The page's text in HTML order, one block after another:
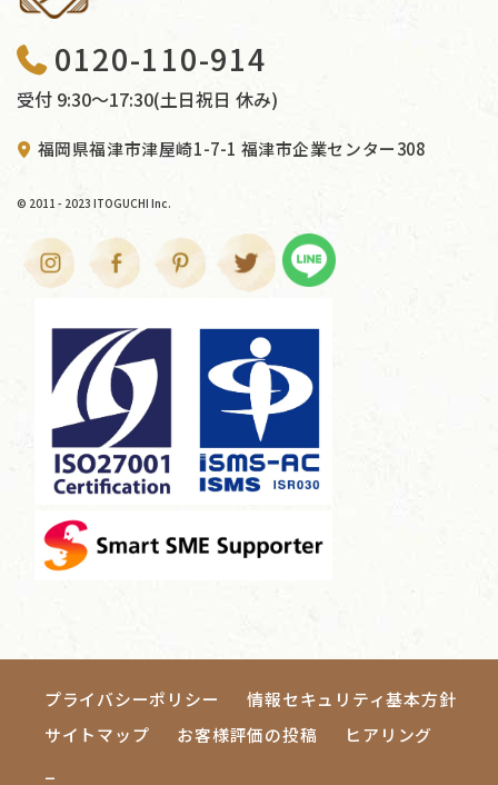
0120-110-914
受付 9:30〜17:30(土日祝日 休み)
福岡県福津市津屋崎1-7-1 福津市企業センター308
© 2011 - 2023 ITOGUCHI Inc.
プライバシーポリシー
情報セキュリティ基本方針
サイトマップ
お客様評価の投稿
ヒアリング